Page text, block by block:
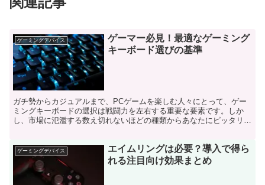
ゲーミングデバイス
ゲーマー必見！最適なゲーミング
キーボード選びの基準
ガチ勢からカジュアルまで、PCゲームを楽しむ人々にとって、ゲー
ミングキーボードの選択は戦闘力を左右する重要な要素です。しか
し、市場に氾濫する数え切れないほどの種類からあなたにピッタリな
ゲーミングデバイス
エイムリングは必要？導入で得ら
れる注目向け効果まとめ